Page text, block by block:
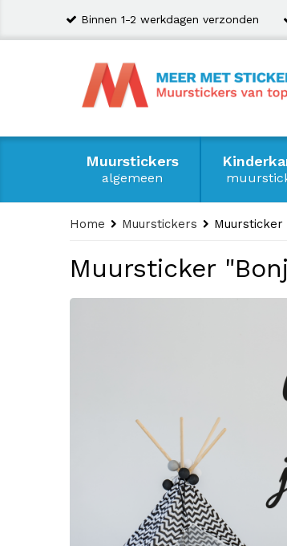
Binnen 1-2 werkdagen verzonden
Muurstickers
algemeen
Home Muurstickers
Muursticker